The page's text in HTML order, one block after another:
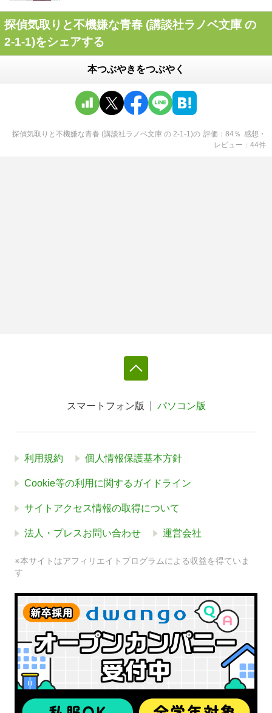
探偵気取りと不機嫌な青春 (講談社ラノベ文庫 の
2-1-1)をシェアする
本つぶやきをつぶやく
探偵気取りと不機嫌な青春 (講談社ラノベ文庫 の 2-1-1)の 評価 84％ 感想・
レビュー
44件
スマートフォン版 パソコン版
利用規約 個人情報保護基本方針
Cookie等の利用に関するガイドライン
サイトアクセス情報の取得について
法人・プレスお問い合わせ 運営会社
※本サイトはアフィリエイトプログラムによる収益を得ていま
す